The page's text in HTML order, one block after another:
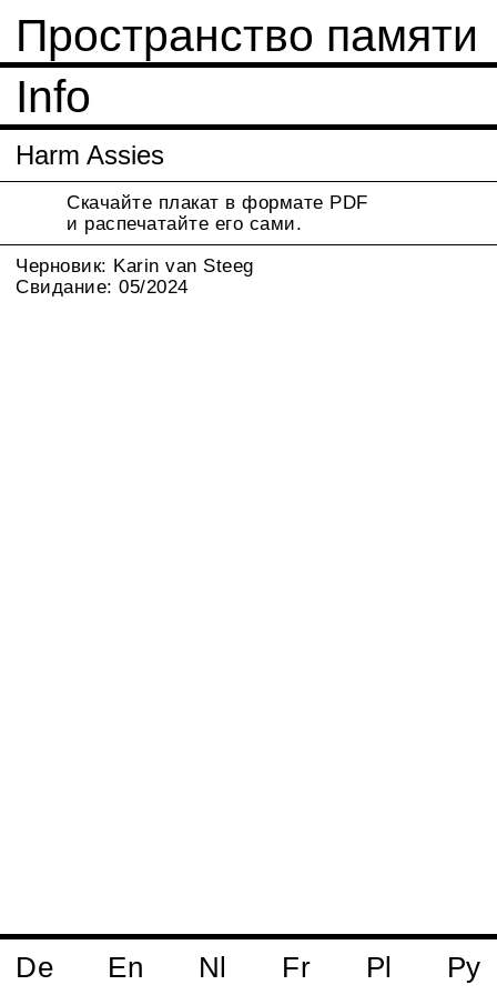
Пространство памяти
Info
Harm Assies
Скачайте плакат в формате PDF
и распечатайте его сами.
Черновик: Karin van Steeg
Свидание: 05/2024